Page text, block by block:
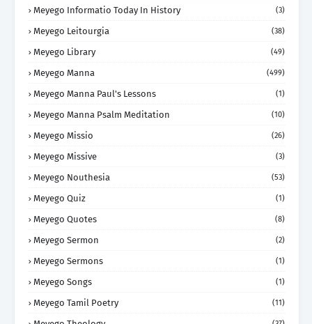
Meyego Informatio Today In History (3)
Meyego Leitourgia (38)
Meyego Library (49)
Meyego Manna (499)
Meyego Manna Paul's Lessons (1)
Meyego Manna Psalm Meditation (10)
Meyego Missio (26)
Meyego Missive (3)
Meyego Nouthesia (53)
Meyego Quiz (1)
Meyego Quotes (8)
Meyego Sermon (2)
Meyego Sermons (1)
Meyego Songs (1)
Meyego Tamil Poetry (11)